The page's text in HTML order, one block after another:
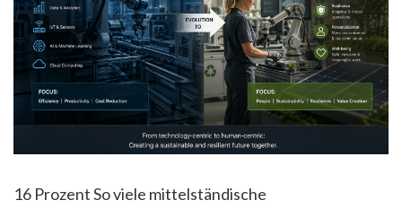
16 Prozent So viele mittelständische